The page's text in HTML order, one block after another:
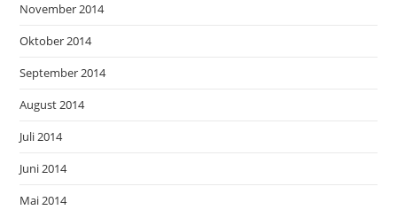
November 2014
Oktober 2014
September 2014
August 2014
Juli 2014
Juni 2014
Mai 2014